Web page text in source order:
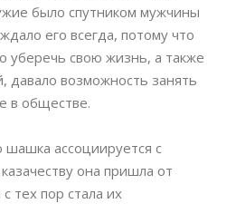
было спутником мужчины
его всегда, потому что
уберечь свою жизнь, а также
давало возможность занять
в обществе.
ассоциируется с
она пришла от
тех пор стала их